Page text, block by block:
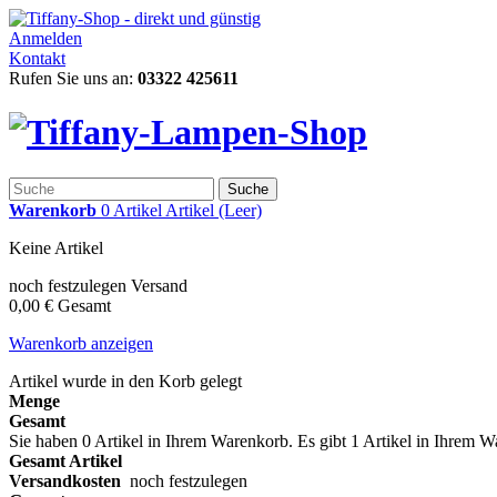
Anmelden
Kontakt
Rufen Sie uns an: 03322 425611
Suche
Warenkorb 0 Artikel Artikel (Leer)
Keine Artikel
noch festzulegen Versand
0,00 € Gesamt
Warenkorb anzeigen
Artikel wurde in den Korb gelegt
Menge
Gesamt
Sie haben 0 Artikel in Ihrem Warenkorb. Es gibt 1 Artikel in Ihrem
Gesamt Artikel
Versandkosten noch festzulegen